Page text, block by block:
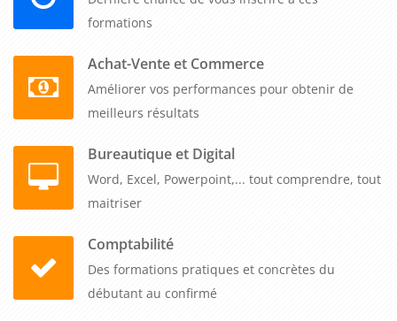
vigueur.
formations
Achat-Vente et Commerce
Améliorer vos performances pour obtenir de
meilleurs résultats
Bureautique et Digital
Word, Excel, Powerpoint,... tout comprendre, tout
maitriser
Comptabilité
Des formations pratiques et concrètes du
débutant au confirmé